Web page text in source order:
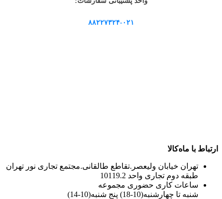
۸۸۲۲۷۳۲۴-۰۲۱
ارتباط با ماه‌کالا
تهران خیابان ولیعصر.تقاطع طالقانی.مجتمع تجاری نور تهران
طبقه دوم تجاری واحد 10119.2
ساعات کاری حضوری مجموعه
شنبه تا چهارشنبه(10-18) پنج شنبه(10-14)